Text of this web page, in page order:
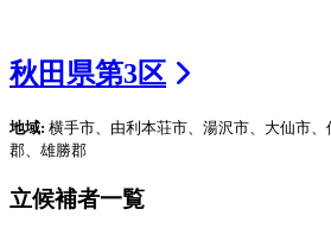
秋田県第3区
地域: 横手市、由利本荘市、湯沢市、大仙市
郡、雄勝郡
立候補者一覧